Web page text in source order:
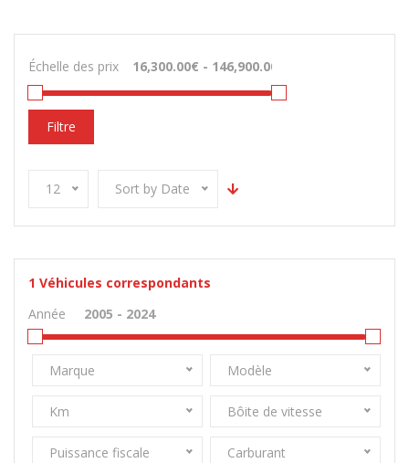
Échelle des prix
Filtre
12 Sort by Date
1 Véhicules correspondants
Année
Marque Modèle
Km Bôite de vitesse
Puissance fiscale Carburant